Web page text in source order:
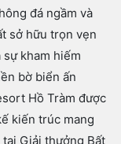
đá ngầm và
sở hữu trọn vẹn
kham hiếm
bờ biển ấn
Hồ Tràm được
kiến trúc mang
Giải thưởng Bất